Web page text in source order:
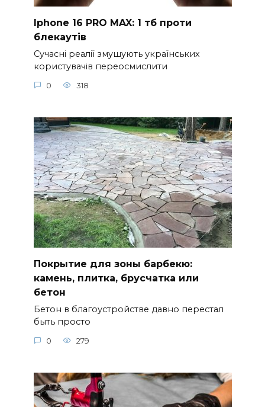
Iphone 16 PRO MAX: 1 тб проти
блекаутів
Сучасні реалії змушують українських
користувачів переосмислити
0 318
Покрытие для зоны барбекю:
камень, плитка, брусчатка или
бетон
Бетон в благоустройстве давно перестал
быть просто
0 279